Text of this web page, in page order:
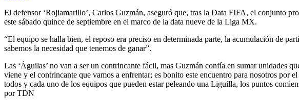
El defensor ‘Rojiamarillo’, Carlos Guzmán, aseguró que, tras la Data FIFA, el conjunto
este sábado quince de septiembre en el marco de la data nueve de la Liga MX.
“El equipo se halla bien, el reposo era preciso en determinada parte, la acumulación de
sabemos la necesidad que tenemos de ganar”.
Las ‘Águilas’ no van a ser un contrincante fácil, mas Guzmán confía en sumar unidades
viene y el contrincante que vamos a enfrentar; es bonito este encuentro para nosotros por
todos y cada uno de los equipos que pueden estar peleando una Liguilla, los puntos
por TDN